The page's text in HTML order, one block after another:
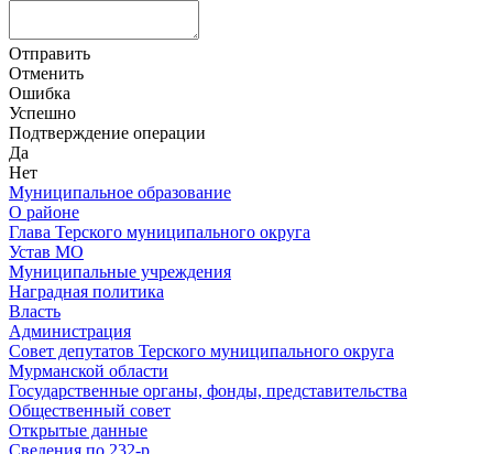
Отправить
Отменить
Ошибка
Успешно
Подтверждение операции
Да
Нет
Муниципальное образование
О районе
Глава Терского муниципального округа
Устав МО
Муниципальные учреждения
Наградная политика
Власть
Администрация
Совет депутатов Терского муниципального округа
Мурманской области
Государственные органы, фонды, представительства
Общественный совет
Открытые данные
Сведения по 232-р